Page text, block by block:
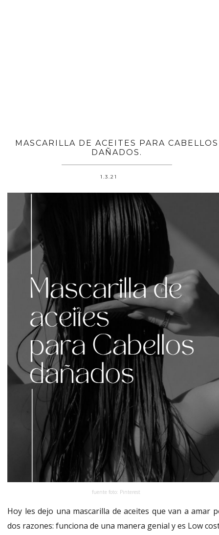
MASCARILLA DE ACEITES PARA CABELLOS
DAÑADOS.
1.3.21
fuente foto: Pinterest
Hoy les dejo una mascarilla de aceites que van a amar
dos razones: funciona de una manera genial y es Low